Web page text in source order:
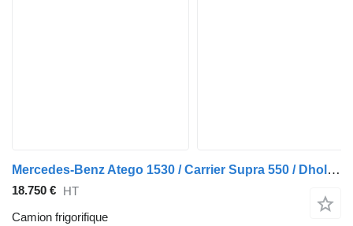
Mercedes-Benz Atego 1530 / Carrier Supra 550 / Dhollandia Laadklep / Automaat
18.750 €
HT
Camion frigorifique